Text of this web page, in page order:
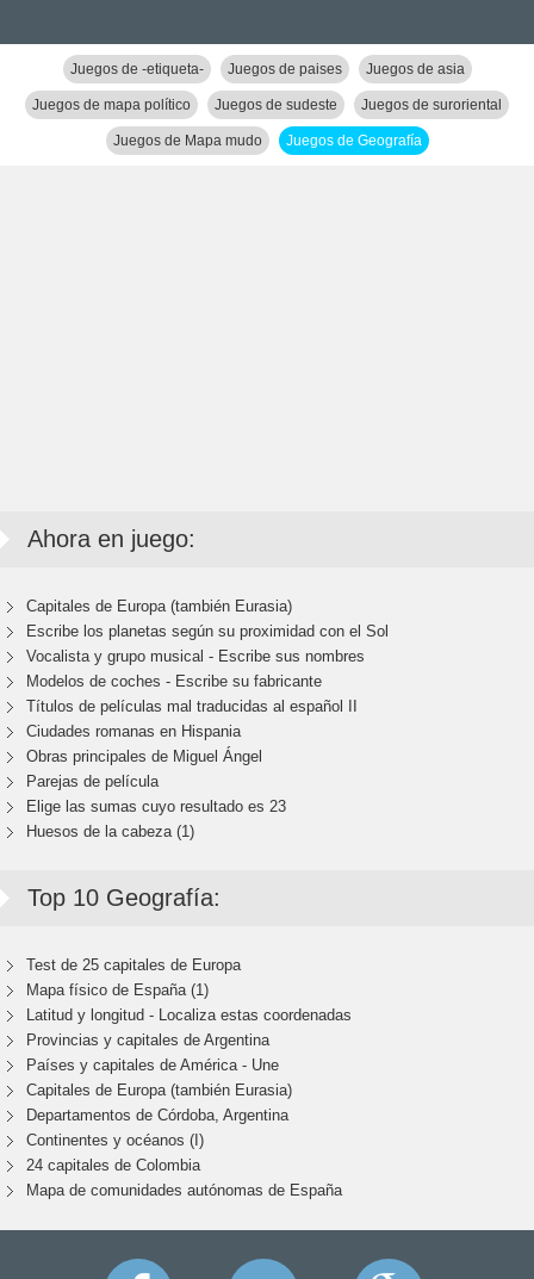
Juegos de -etiqueta- Juegos de paises Juegos de asia
Juegos de mapa político Juegos de sudeste Juegos de suroriental
Juegos de Mapa mudo Juegos de Geografía
Ahora en juego:
Capitales de Europa (también Eurasia)
Escribe los planetas según su proximidad con el Sol
Vocalista y grupo musical - Escribe sus nombres
Modelos de coches - Escribe su fabricante
Títulos de películas mal traducidas al español II
Ciudades romanas en Hispania
Obras principales de Miguel Ángel
Parejas de película
Elige las sumas cuyo resultado es 23
Huesos de la cabeza (1)
Top 10 Geografía:
Test de 25 capitales de Europa
Mapa físico de España (1)
Latitud y longitud - Localiza estas coordenadas
Provincias y capitales de Argentina
Países y capitales de América - Une
Capitales de Europa (también Eurasia)
Departamentos de Córdoba, Argentina
Continentes y océanos (I)
24 capitales de Colombia
Mapa de comunidades autónomas de España